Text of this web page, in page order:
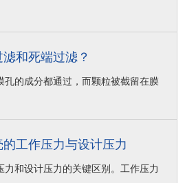
和死端过滤？
孔的成分都通过，而颗粒被截留在膜
工作压力与设计压力
力和设计压力的关键区别。工作压力